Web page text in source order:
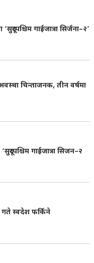
गाईजात्रा सिर्जना–२’
अवस्था चिन्ताजनक, तीन वर्षमा
गाईजात्रा सिजन–२
गते स्वदेश फर्किने